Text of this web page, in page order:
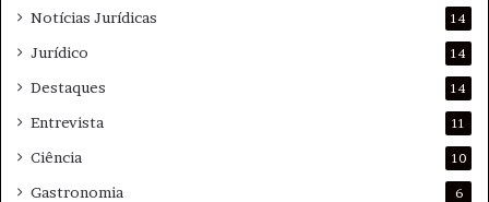
Notícias Jurídicas 14
Jurídico 14
Destaques 14
Entrevista 11
Ciência 10
Gastronomia 6